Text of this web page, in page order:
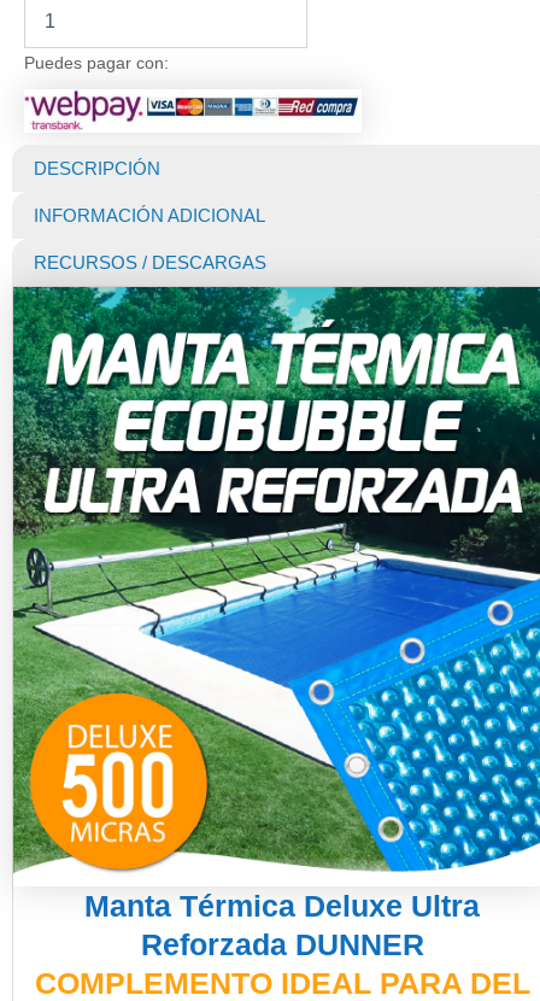
Térmica
para
Deluxe
EcoBubble
Micras
(Dunner)
X
3
MTS
Ultrareforzada
cantidad
Puedes pagar con:
DESCRIPCIÓN
INFORMACIÓN ADICIONAL
RECURSOS / DESCARGAS
Manta Térmica Deluxe Ultra
Reforzada DUNNER
COMPLEMENTO IDEAL PARA DEL